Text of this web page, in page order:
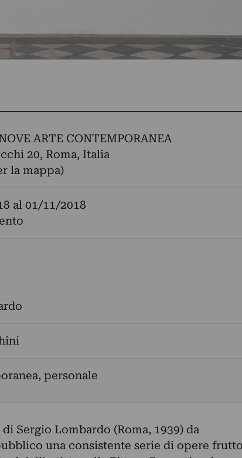
ARTE CONTEMPORANEA
20, Roma, Italia
la mappa)
al 01/11/2018
personale
Sergio Lombardo (Roma, 1939) da
una consistente serie di opere